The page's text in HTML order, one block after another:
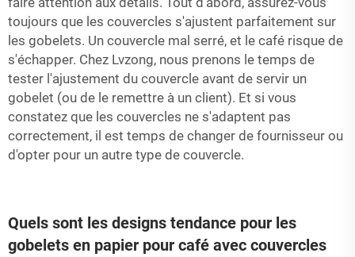
toujours que les couvercles s'ajustent parfaitement sur
les gobelets. Un couvercle mal serré, et le café risque de
s'échapper. Chez Lvzong, nous prenons le temps de
tester l'ajustement du couvercle avant de servir un
gobelet (ou de le remettre à un client). Et si vous
constatez que les couvercles ne s'adaptent pas
correctement, il est temps de changer de fournisseur ou
d'opter pour un autre type de couvercle.
Quels sont les designs tendance pour les
gobelets en papier pour café avec couvercles